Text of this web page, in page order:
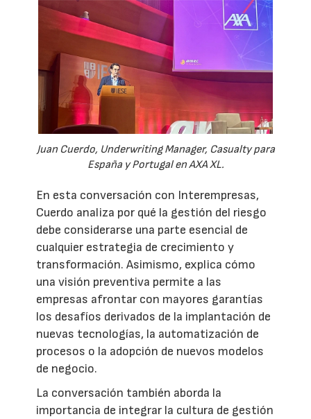
Juan Cuerdo, Underwriting Manager, Casualty para
España y Portugal en AXA XL.
En esta conversación con Interempresas,
Cuerdo analiza por qué la gestión del riesgo
debe considerarse una parte esencial de
cualquier estrategia de crecimiento y
transformación. Asimismo, explica cómo
una visión preventiva permite a las
empresas afrontar con mayores garantías
los desafíos derivados de la implantación de
nuevas tecnologías, la automatización de
procesos o la adopción de nuevos modelos
de negocio.
La conversación también aborda la
importancia de integrar la cultura de gestión